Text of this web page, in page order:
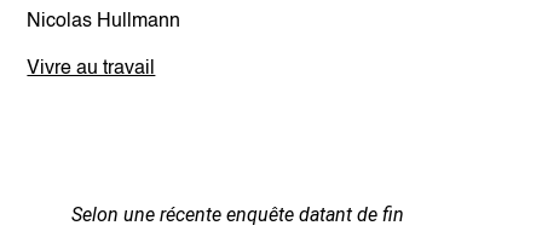
Nicolas Hullmann
Vivre au travail
Selon une récente enquête datant de fin